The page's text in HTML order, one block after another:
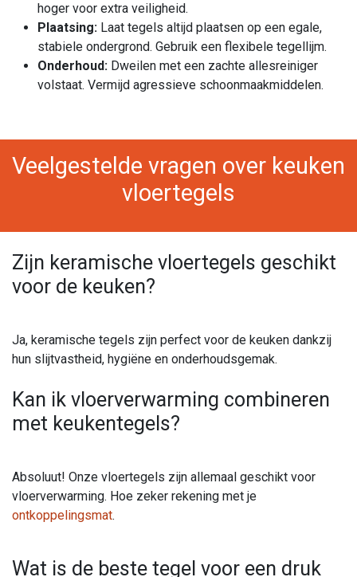
hoger voor extra veiligheid.
Plaatsing: Laat tegels altijd plaatsen op een egale,
stabiele ondergrond. Gebruik een flexibele tegellijm.
Onderhoud: Dweilen met een zachte allesreiniger
volstaat. Vermijd agressieve schoonmaakmiddelen.
Veelgestelde vragen over keuken
vloertegels
Zijn keramische vloertegels geschikt
voor de keuken?
Ja, keramische tegels zijn perfect voor de keuken dankzij
hun slijtvastheid, hygiëne en onderhoudsgemak.
Kan ik vloerverwarming combineren
met keukentegels?
Absoluut! Onze vloertegels zijn allemaal geschikt voor
vloerverwarming. Hoe zeker rekening met je
ontkoppelingsmat.
Wat is de beste tegel voor een druk